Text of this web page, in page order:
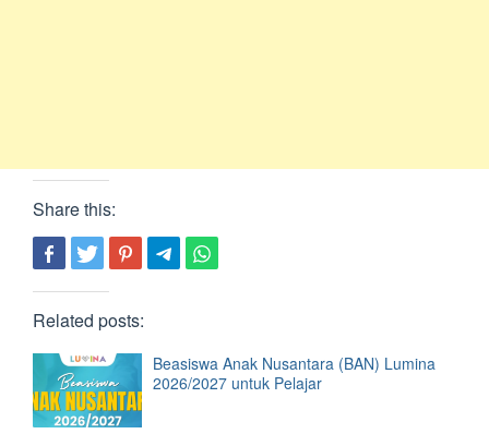
Share this:
Related posts:
Beasiswa Anak Nusantara (BAN) Lumina
2026/2027 untuk Pelajar